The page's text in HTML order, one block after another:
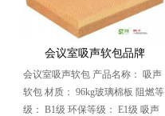
会议室吸声软包品牌
会议室吸声软包 产品名称： 吸声
软包 材质： 96kg玻璃棉板 阻燃等
级： B1级 环保等级： E1级 吸声